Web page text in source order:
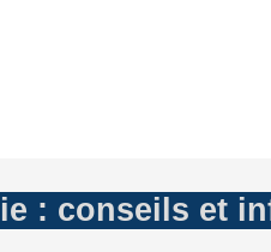
: conseils et